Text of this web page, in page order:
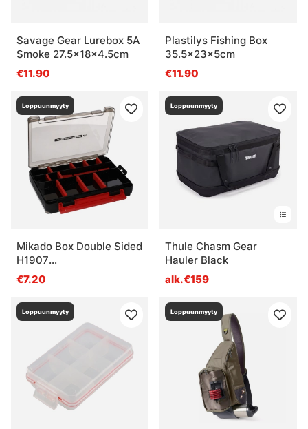
Savage Gear Lurebox 5A
Smoke 27.5x18x4.5cm
€11.90
Plastilys Fishing Box
35.5x23x5cm
€11.90
Loppuunmyyty
Mikado Box Double Sided
H1907
(20,5x14,5x4,2cm)
€7.20
Loppuunmyyty
Thule Chasm Gear
Hauler Black
alk.€159
Loppuunmyyty Loppuunmyyty